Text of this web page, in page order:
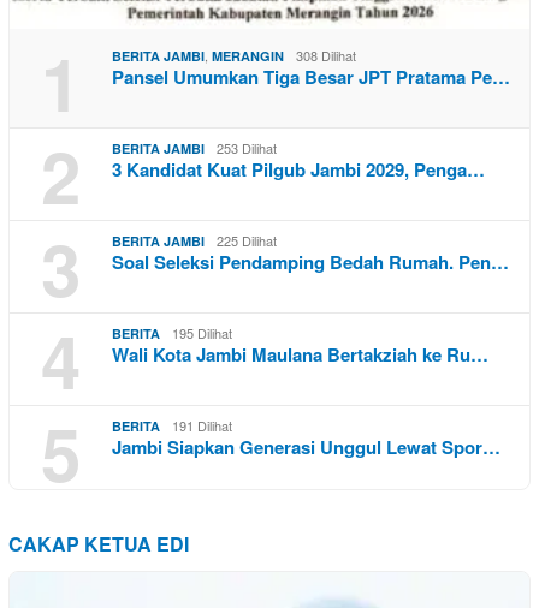
1 BERITA JAMBI, MERANGIN 308 Dilihat
Pansel Umumkan Tiga Besar JPT Pratama Pe…
2 BERITA JAMBI 253 Dilihat
3 Kandidat Kuat Pilgub Jambi 2029, Penga…
3 BERITA JAMBI 225 Dilihat
Soal Seleksi Pendamping Bedah Rumah. Pen…
4 BERITA 195 Dilihat
Wali Kota Jambi Maulana Bertakziah ke Ru…
5 BERITA 191 Dilihat
Jambi Siapkan Generasi Unggul Lewat Spor…
CAKAP KETUA EDI